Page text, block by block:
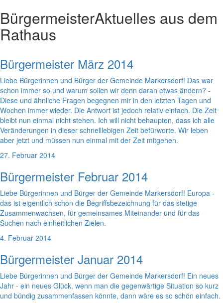
BürgermeisterAktuelles aus dem
Rathaus
Bürgermeister März 2014
Liebe Bürgerinnen und Bürger der Gemeinde Markersdorf! Das war
schon immer so und warum sollen wir denn daran etwas ändern? -
Diese und ähnliche Fragen begegnen mir in den letzten Tagen und
Wochen immer wieder. Die Antwort ist jedoch relativ einfach. Die Zeit
bleibt nun einmal nicht stehen. Ich will nicht behaupten, dass ich alle
Veränderungen in dieser schnelllebigen Zeit befürworte. Wir leben
aber jetzt und müssen nun einmal mit der Zeit mitgehen.
27. Februar 2014
Bürgermeister Februar 2014
Liebe Bürgerinnen und Bürger der Gemeinde Markersdorf! Europa -
das ist eigentlich schon die Begriffsbezeichnung für das stetige
Zusammenwachsen, für gemeinsames Miteinander und für das
Suchen nach einheitlichen Zielen.
4. Februar 2014
Bürgermeister Januar 2014
Liebe Bürgerinnen und Bürger der Gemeinde Markersdorf! Ein neues
Jahr - ein neues Glück, wenn man die gegenwärtige Situation so kurz
und bündig zusammenfassen könnte, dann wäre es so schön einfach.